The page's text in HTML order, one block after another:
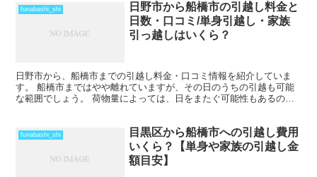
funabashi_shi
日野市から船橋市の引越し料金と
日数・口コミ/単身引越し・家族
引っ越しはいくら？
日野市から、船橋市までの引越し料金・口コミ情報を紹介していま
す。 船橋市まではやや離れていますが、その日のうちの引越も可能
な範囲でしょう。 荷物量によっては、日をまたぐ可能性もあるの
funabashi_shi
目黒区から船橋市への引越し費用
いくら？【単身や家族の引越し金
額目安】